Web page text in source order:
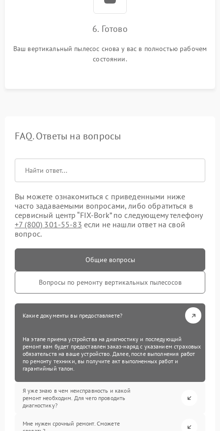
6. Готово
Ваш вертикальный пылесос снова у вас в полностью рабочем
состоянии.
FAQ. Ответы на вопросы
Вы можете ознакомиться с приведенными ниже
часто задаваемыми вопросами, либо обратиться в
сервисный центр “FIX-Bork” по следующему телефону
+7 (800) 301-55-83 если не нашли ответ на свой
вопрос.
Общие вопросы
Вопросы по ремонту вертикальных пылесосов
Какие документы вы предоставляете?
На этапе приема устройства на диагностику и последующий
ремонт вам будет предоставлен заказ-наряд с указанием страховых
обязательств на ваше устройство. Далее, после выполнения работ
по ремонту техники, вы получите акт выполненных работ и
гарантийный талон.
Я уже знаю в чем неисправность и какой
ремонт необходим. Для чего проводить
диагностику?
Мне нужен срочный ремонт. Сможете